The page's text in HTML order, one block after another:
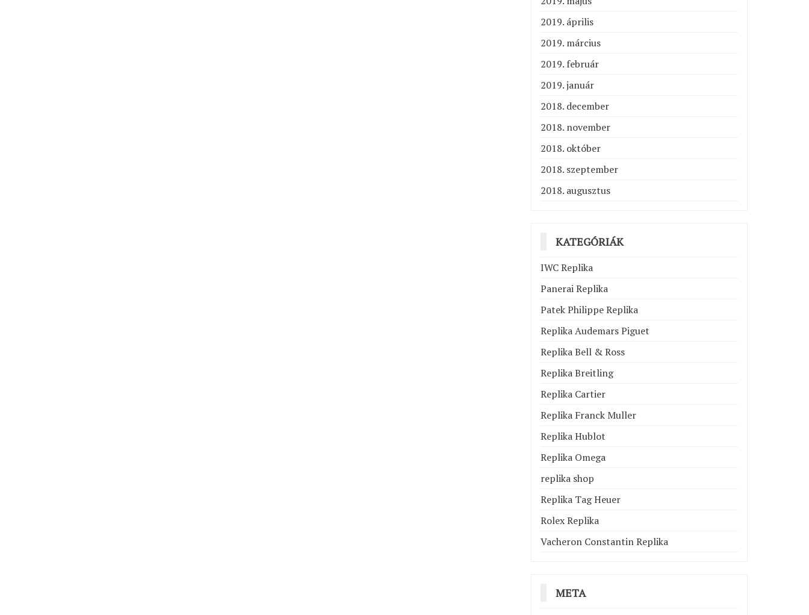
2019. április
2019. március
2019. február
2019. január
2018. december
2018. november
2018. október
2018. szeptember
2018. augusztus
KATEGÓRIÁK
IWC Replika
Panerai Replika
Patek Philippe Replika
Replika Audemars Piguet
Replika Bell & Ross
Replika Breitling
Replika Cartier
Replika Franck Muller
Replika Hublot
Replika Omega
replika shop
Replika Tag Heuer
Rolex Replika
Vacheron Constantin Replika
META